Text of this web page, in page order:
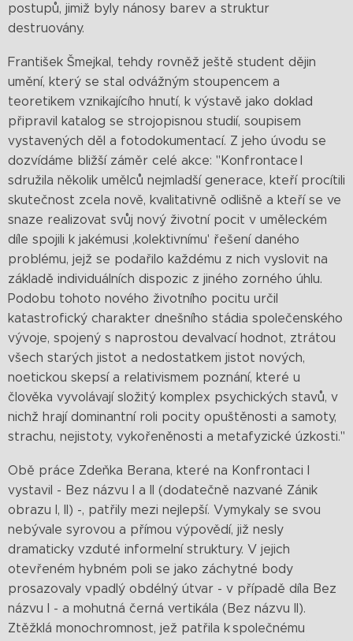
postupů, jimiž byly nánosy barev a struktur
destruovány.
František Šmejkal, tehdy rovněž ještě student dějin
umění, který se stal odvážným stoupencem a
teoretikem vznikajícího hnutí, k výstavě jako doklad
připravil katalog se strojopisnou studií, soupisem
vystavených děl a fotodokumentací. Z jeho úvodu se
dozvídáme bližší záměr celé akce: "Konfrontace I
sdružila několik umělců nejmladší generace, kteří procítili
skutečnost zcela nově, kvalitativně odlišně a kteří se ve
snaze realizovat svůj nový životní pocit v uměleckém
díle spojili k jakémusi ,kolektivnímu' řešení daného
problému, jejž se podařilo každému z nich vyslovit na
základě individuálních dispozic z jiného zorného úhlu.
Podobu tohoto nového životního pocitu určil
katastrofický charakter dnešního stádia společenského
vývoje, spojený s naprostou devalvací hodnot, ztrátou
všech starých jistot a nedostatkem jistot nových,
noetickou skepsí a relativismem poznání, které u
člověka vyvolávají složitý komplex psychických stavů, v
nichž hrají dominantní roli pocity opuštěnosti a samoty,
strachu, nejistoty, vykořeněnosti a metafyzické úzkosti."
Obě práce Zdeňka Berana, které na Konfrontaci I
vystavil - Bez názvu I a II (dodatečně nazvané Zánik
obrazu I, II) -, patřily mezi nejlepší. Vymykaly se svou
nebývale syrovou a přímou výpovědí, již nesly
dramaticky vzduté informelní struktury. V jejich
otevřeném hybném poli se jako záchytné body
prosazovaly vpadlý obdélný útvar - v případě díla Bez
názvu I - a mohutná černá vertikála (Bez názvu II).
Ztěžklá monochromnost, jež patřila k společnému